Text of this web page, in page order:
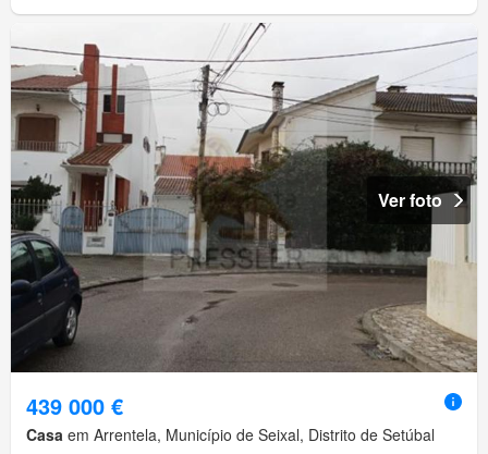
Ver foto
439 000 €
Casa em Arrentela, Município de Seixal, Distrito de Setúbal